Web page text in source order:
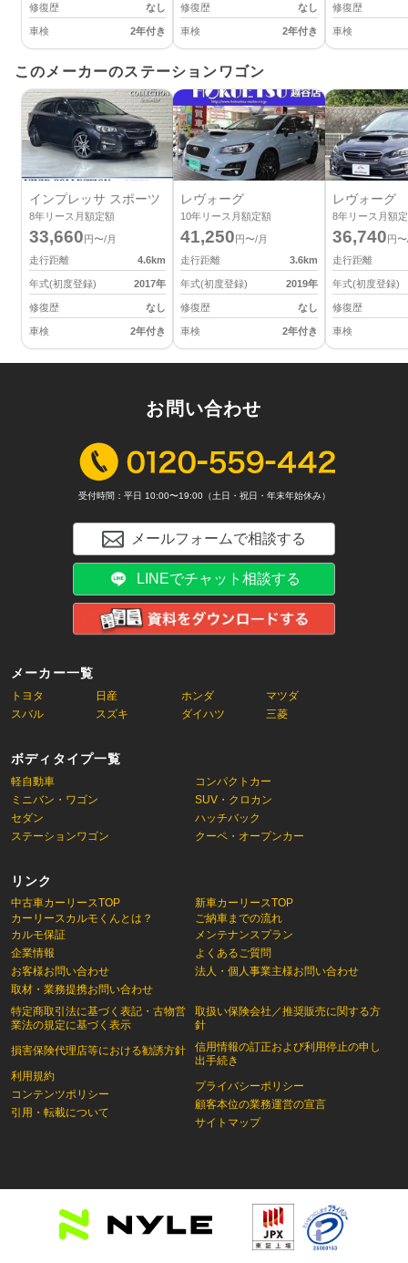
修復歴 なし
車検 2年付き
修復歴 なし
車検 2年付き
修復歴
車検
このメーカーのステーションワゴン
インプレッサ スポーツ
8年リース月額定額
33,660円〜/月
走行距離
4.6km
年式(初度登録) 2017年
修復歴 なし
車検 2年付き
レヴォーグ
10年リース月額定額
41,250円〜/月
走行距離
3.6km
年式(初度登録) 2019年
修復歴 なし
車検 2年付き
レヴォーグ
8年リース月額
36,740円
走行距離
年式(初度登録)
修復歴
車検
メーカー一覧
トヨタ 日産 ホンダ
マツダ
スバル
スズキ ダイハツ 三菱
ボディタイプ一覧
軽自動車
コンパクトカー
ミニバン・ワゴン
SUV・クロカン
セダン
ハッチバック
ステーションワゴン
クーペ・オープンカー
リンク
中古車カーリースTOP
カーリースカルモくんとは？
新車カーリースTOP
ご納車までの流れ
カルモ保証
企業情報
お客様お問い合わせ
取材・業務提携お問い合わせ
特定商取引法に基づく表記・古物営
業法の規定に基づく表示
損害保険代理店等における勧誘方針
利用規約
コンテンツポリシー
引用・転載について
メンテナンスプラン
よくあるご質問
法人・個人事業主様お問い合わせ
取扱い保険会社／推奨販売に関する方
針
信用情報の訂正および利用停止の申し
出手続き
プライバシーポリシー
顧客本位の業務運営の宣言
サイトマップ
お問い合わせ
受付時間：平日 10:00〜19:00（土日・祝日・年末年始休み）
メールフォームで相談する
LINEでチャット相談する